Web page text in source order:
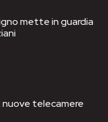
mette in guardia
nuove telecamere